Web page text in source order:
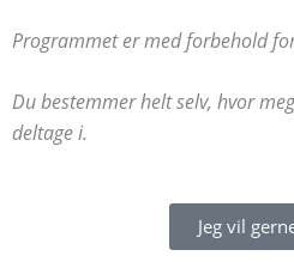
Programmet er med forbehold
Du bestemmer helt selv, hvor
deltage i.
Jeg vil